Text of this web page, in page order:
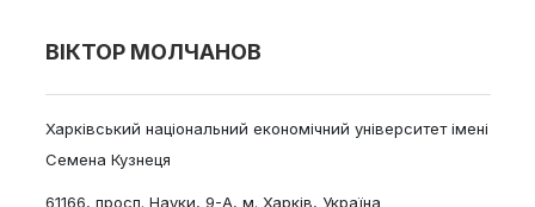
ВІКТОР МОЛЧАНОВ
Харківський національний економічний університет імені
Семена Кузнеця
61166, просп. Науки, 9-А, м. Харків, Україна